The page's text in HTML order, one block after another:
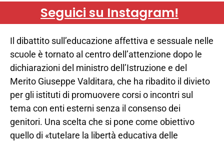
Seguici su Instagram!
Il dibattito sull’educazione affettiva e sessuale nelle
scuole è tornato al centro dell’attenzione dopo le
dichiarazioni del ministro dell’Istruzione e del
Merito Giuseppe Valditara, che ha ribadito il divieto
per gli istituti di promuovere corsi o incontri sul
tema con enti esterni senza il consenso dei
genitori. Una scelta che si pone come obiettivo
quello di «tutelare la libertà educativa delle